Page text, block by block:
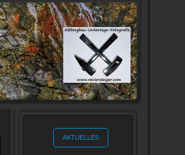
AKTUELLES